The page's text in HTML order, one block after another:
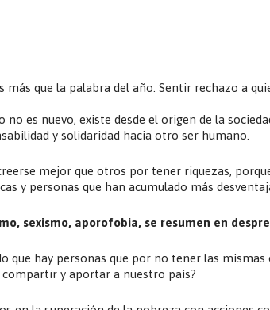
más que la palabra del año. Sentir rechazo a
no es nuevo, existe desde el origen de la
y solidaridad hacia otro ser humano.
mejor que otros por tener riquezas,
y personas que han acumulado más
sexismo, aporofobia, se resumen en
que hay personas que por no tener las
compartir y aportar a nuestro país?